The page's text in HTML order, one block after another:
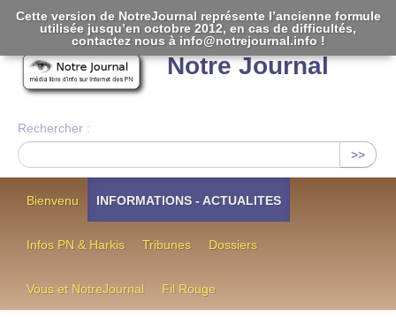
Notre Journal
Rechercher :
>>
Bienvenu INFORMATIONS - ACTUALITES
Infos PN & Harkis Tribunes Dossiers
Vous et NotreJournal Fil Rouge
Cette version de NotreJournal représente l’ancienne formule
utilisée jusqu’en octobre 2012, en cas de difficultés,
contactez nous à info@notrejournal.info !